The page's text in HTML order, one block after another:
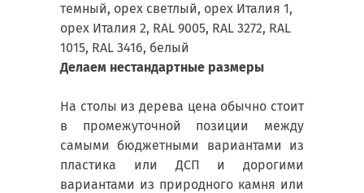
темный, орех светлый, орех Италия 1,
орех Италия 2, RAL 9005, RAL 3272, RAL
1015, RAL 3416, белый
Делаем нестандартные размеры
На столы из дерева цена обычно стоит
в промежуточной позиции между
самыми бюджетными вариантами из
пластика или ДСП и дорогими
вариантами из природного камня или